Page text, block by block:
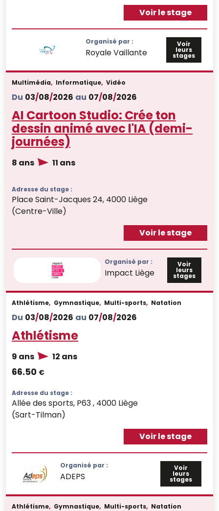
Organisé par :
Royale Vaillante
Voir
leurs
stages
Voir le stage
Organisé par :
Impact Liège
Voir
leurs
stages
Multimédia, Informatique, Vidéo
Du 03/08/2026 au 07/08/2026
AI Cartoon Studio: Crée ton
dessin animé avec l'IA (demi-
journées)
8 ans 11 ans
Adresse du stage :
Place Saint-Jacques 24, 4000 Liège
(Centre-Ville)
Voir le stage
Organisé par :
ADEPS
Voir
leurs
stages
Athlétisme, Gymnastique, Multi-sports, Natation
Du 03/08/2026 au 07/08/2026
Athlétisme
9 ans 12 ans
66.50 €
Adresse du stage :
Allée des sports, P63 , 4000 Liège
(Sart-Tilman)
Voir le stage
Athlétisme, Gymnastique, Multi-sports, Natation